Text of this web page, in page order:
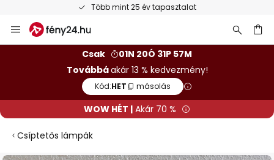
Több mint 25 év tapasztalat
Ugrás
a
Csak
01N 20Ó 31P 56M
Továbbáakár 13 % kedvezmény!
Kód:HET másolás
WOW HÉT | Akár 70 %
Csíptetős lámpák